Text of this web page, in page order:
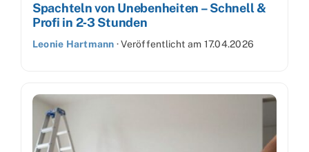
Spachteln von Unebenheiten – Schnell &
Profi in 2‑3 Stunden
Leonie Hartmann ·Veröffentlicht am 17.04.2026